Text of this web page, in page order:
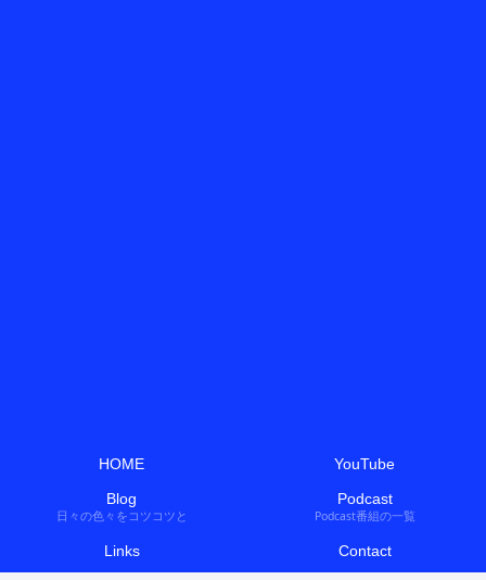
HOME
YouTube
Blog
日々の色々をコツコツと
Podcast
Podcast番組の一覧
Links Contact